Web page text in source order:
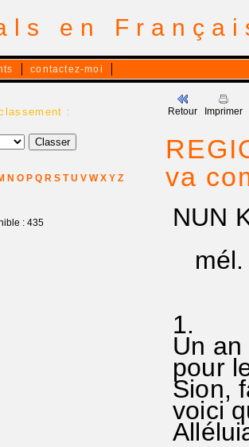
en
contactez-moi
:
N O P Q R S T U V W X Y Z
: 435
Retour Imprimer
va
NUN
mél.
1.
Un
pour
Sion,
voici